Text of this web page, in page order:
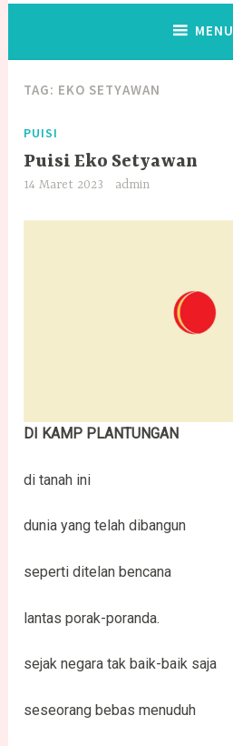
MENU
TAG: EKO SETYAWAN
PUISI
Puisi Eko Setyawan
14 Maret 2023 admin
DI KAMP PLANTUNGAN
di tanah ini
dunia yang telah dibangun
seperti ditelan bencana
lantas porak-poranda.
sejak negara tak baik-baik saja
seseorang bebas menuduh